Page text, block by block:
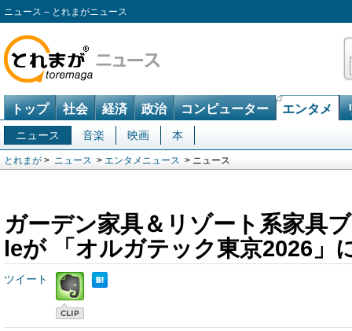
ニュース – とれまがニュース
トップ 社会 経済 政治 コンピューター エンタメ
ニュース 音楽 映画 本
とれまが > ニュース > エンタメニュース > ニュース
ガーデン家具＆リゾート系家具
leが 「オルガテック東京2026」
ツイート